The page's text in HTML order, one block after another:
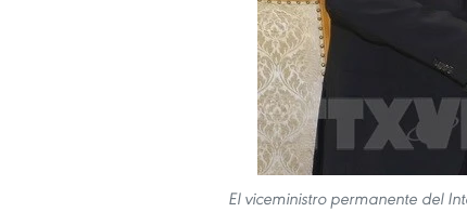
El viceministro permanente del